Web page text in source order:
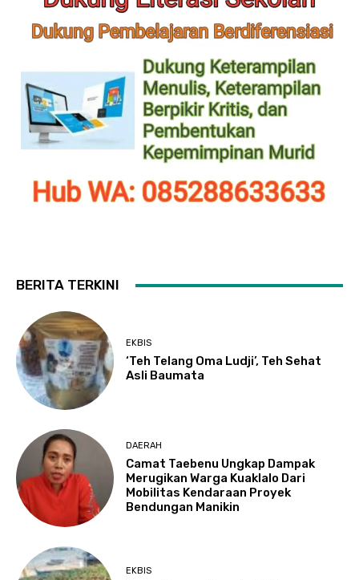
BERITA TERKINI
EKBIS
‘Teh Telang Oma Ludji’, Teh Sehat
Asli Baumata
DAERAH
Camat Taebenu Ungkap Dampak
Merugikan Warga Kuaklalo Dari
Mobilitas Kendaraan Proyek
Bendungan Manikin
EKBIS